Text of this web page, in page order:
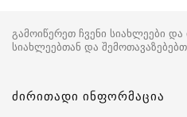
გამოიწერეთ ჩვენი სიახლეები და
სიახლეებთან და
ძირითადი ინფორმაცია